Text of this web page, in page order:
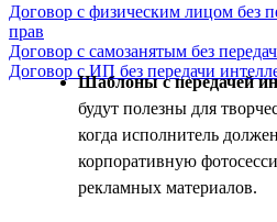
Договор с физическим лицом без
прав
Договор с самозанятым без
Договор с ИП без передачи
Шаблоны с передачей
будут полезны для
когда исполнитель
корпоративную
рекламных материалов.